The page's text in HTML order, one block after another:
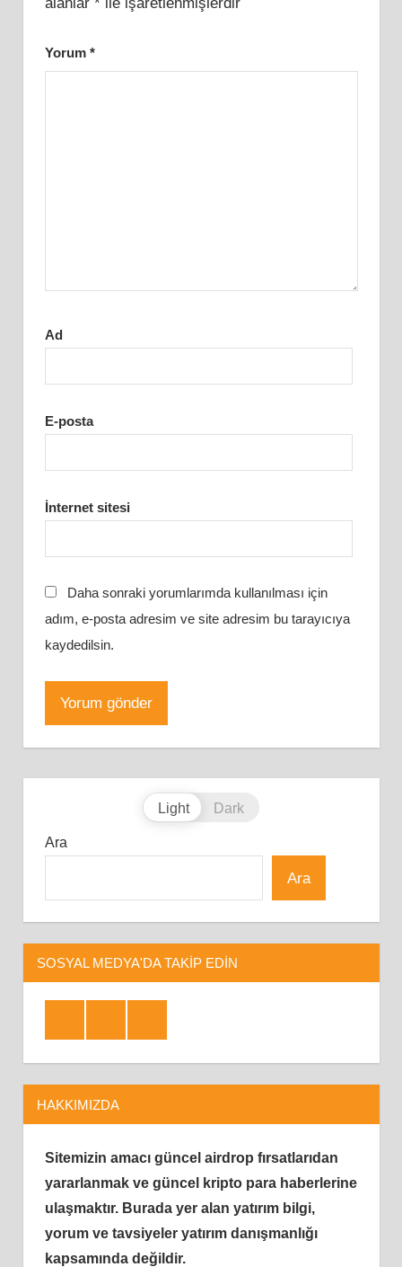
Yorum *
Ad
E-posta
İnternet sitesi
Daha sonraki yorumlarımda kullanılması için
adım, e-posta adresim ve site adresim bu tarayıcıya
kaydedilsin.
Light Dark
Ara
Ara
SOSYAL MEDYA'DA TAKIP EDIN
HAKKIMIZDA
Sitemizin amacı güncel airdrop fırsatlarıdan
yararlanmak ve güncel kripto para haberlerine
ulaşmaktır. Burada yer alan yatırım bilgi,
yorum ve tavsiyeler yatırım danışmanlığı
kapsamında değildir.